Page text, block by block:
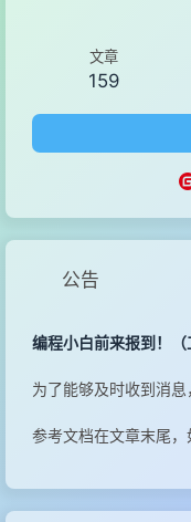
文章
159
公告
编程小白前来报到！（
为了能够及时收到消
参考文档在文章末尾